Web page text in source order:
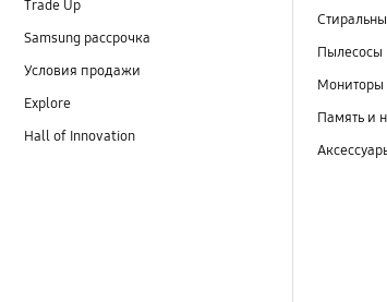
Trade Up
Samsung рассрочка
Условия продажи
Explore
Hall of Innovation
Пылесосы
Мониторы
Память и